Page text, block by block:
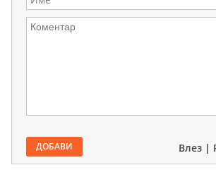
ДОБАВИ Влез |